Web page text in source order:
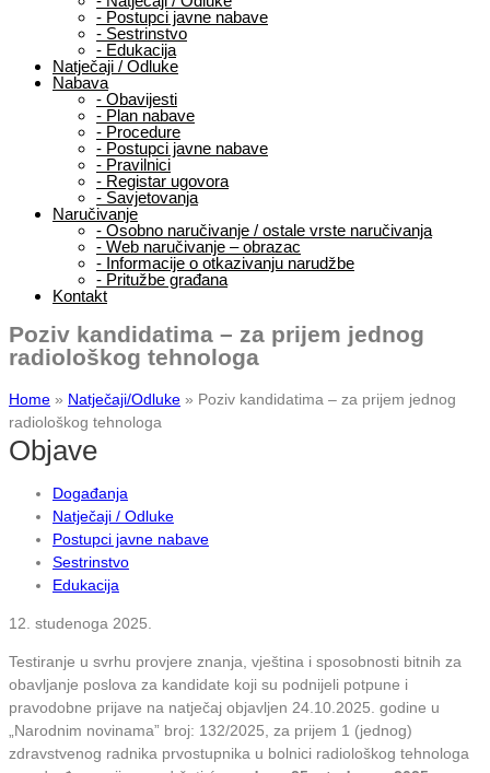
- Postupci javne nabave
- Sestrinstvo
- Edukacija
Natječaji / Odluke
Nabava
- Obavijesti
- Plan nabave
- Procedure
- Postupci javne nabave
- Pravilnici
- Registar ugovora
- Savjetovanja
Naručivanje
- Osobno naručivanje / ostale vrste naručivanja
- Web naručivanje – obrazac
- Informacije o otkazivanju narudžbe
- Pritužbe građana
Kontakt
Poziv kandidatima – za prijem jednog
radiološkog tehnologa
Home » Natječaji/Odluke » Poziv kandidatima – za prijem jednog
radiološkog tehnologa
Objave
Događanja
Natječaji / Odluke
Postupci javne nabave
Sestrinstvo
Edukacija
12. studenoga 2025.
Testiranje u svrhu provjere znanja, vještina i sposobnosti bitnih za
obavljanje poslova za kandidate koji su podnijeli potpune i
pravodobne prijave na natječaj objavljen 24.10.2025. godine u
„Narodnim novinama” broj: 132/2025, za prijem 1 (jednog)
zdravstvenog radnika prvostupnika u bolnici radiološkog tehnologa